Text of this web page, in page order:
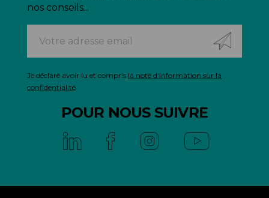
nos conseils...
Je déclare avoir lu et compris la note d'information sur la
confidentialité
POUR NOUS SUIVRE